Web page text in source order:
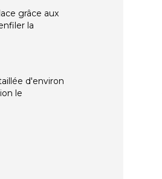
grâce aux
la
d'environ
le